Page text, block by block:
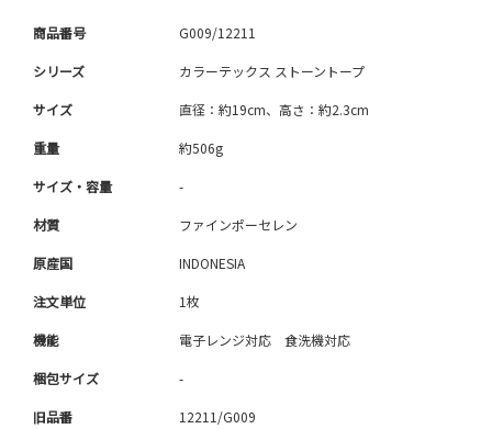
商品番号 G009/12211
シリーズ カラーテックス ストーントープ
サイズ 直径：約19cm、高さ：約2.3cm
重量 約506g
サイズ・容量 -
材質 ファインポーセレン
原産国 INDONESIA
注文単位 1枚
機能 電子レンジ対応 食洗機対応
梱包サイズ -
旧品番 12211/G009